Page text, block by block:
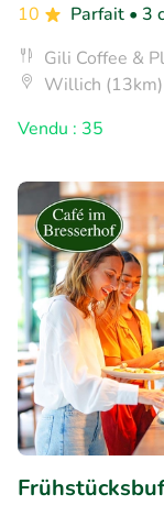
10
Parfait • 3
Gili Coffee &
Willich (13km)
Vendu : 35